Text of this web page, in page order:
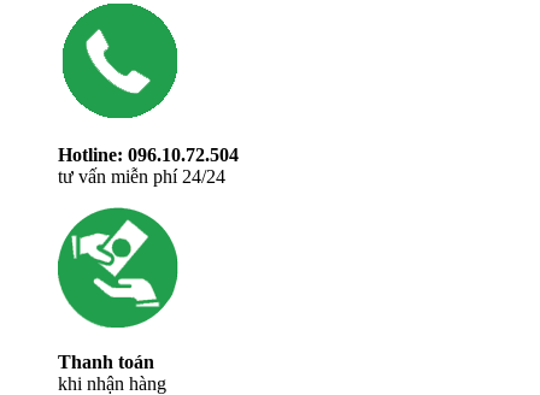
Hotline: 096.10.72.504
tư vấn miễn phí 24/24
Thanh toán
khi nhận hàng